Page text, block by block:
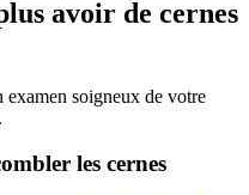
avoir de cernes
examen soigneux de votre
les cernes